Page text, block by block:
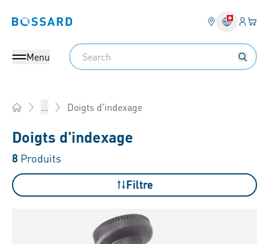
Bossard homepage
Menu
Search
... Doigts d'indexage
Doigts d'indexage
8 Produits
Filtre